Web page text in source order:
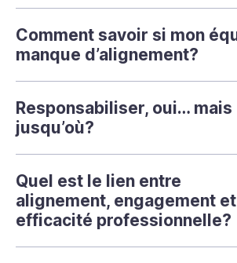
Comment savoir si mon
manque d’alignement?
Responsabiliser, oui… mais
jusqu’où?
Quel est le lien entre
alignement, engagement et
efficacité professionnelle?